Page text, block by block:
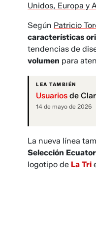
Unidos, Europa y
Según Patricio
características
tendencias de
volumen para
LEA TAMBIÉN
Usuarios de
14 de mayo de 2026
La nueva línea
Selección
logotipo de La Tri